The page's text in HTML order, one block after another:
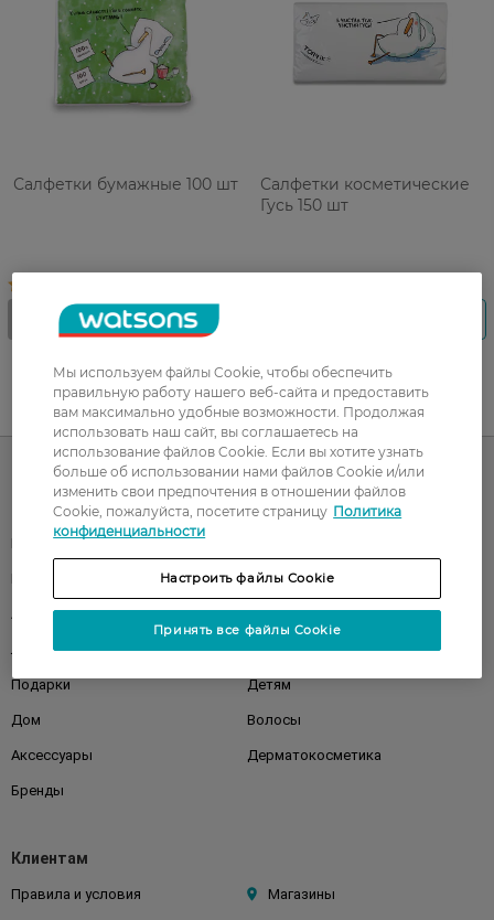
Салфетки бумажные 100 шт
Салфетки косметические
Гусь 150 шт
UA RU
Каталог
Корейская косметика
Здоровье
Акции Макияж
Лицо Тело
Подарки Детям
Дом Волосы
Аксессуары Дерматокосметика
Бренды
Клиентам
Правила и условия Магазины
Мы используем файлы Cookie, чтобы обеспечить
правильную работу нашего веб-сайта и предоставить
вам максимально удобные возможности. Продолжая
использовать наш сайт, вы соглашаетесь на
использование файлов Cookie. Если вы хотите узнать
больше об использовании нами файлов Cookie и/или
изменить свои предпочтения в отношении файлов
Cookie, пожалуйста, посетите страницу Политика
конфиденциальности
Настроить файлы Cookie
Принять все файлы Cookie